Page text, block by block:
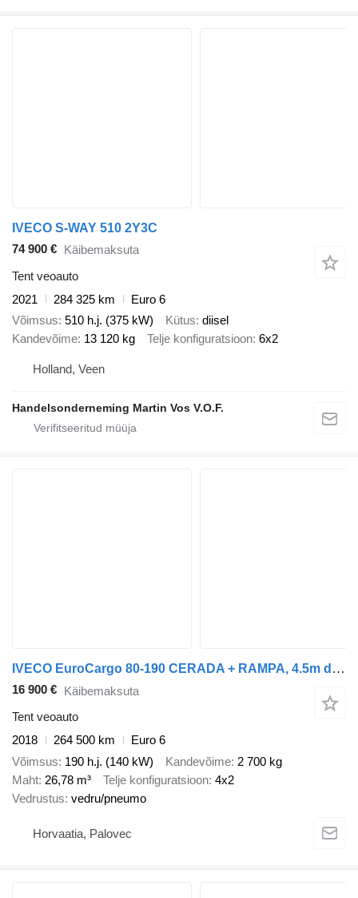
IVECO S-WAY 510 2Y3C
74 900 € Käibemaksuta
Tent veoauto
2021
284 325 km
Euro 6
Võimsus 510 h.j. (375 kW) Kütus diisel
Kandevõime 13 120 kg Telje konfiguratsioon 6x2
Holland, Veen
Handelsonderneming Martin Vos V.O.F.
IVECO EuroCargo 80-190 CERADA + RAMPA, 4.5m dužina sanduka
16 900 € Käibemaksuta
Tent veoauto
2018
264 500 km
Euro 6
Võimsus 190 h.j. (140 kW) Kandevõime 2 700 kg
Maht 26,78 m³ Telje konfiguratsioon 4x2
Vedrustus vedru/pneumo
Horvaatia, Palovec